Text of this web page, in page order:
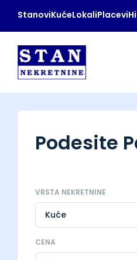
StanoviKućeLokaliPlacevi
Podesite
VRSTA NEKRETNINE
CENA